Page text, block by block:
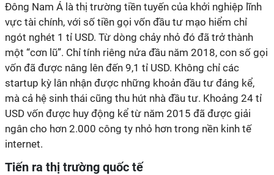
Đông Nam Á là thị trường tiền tuyến của khởi nghiệp lĩnh
vực tài chính, với số tiền gọi vốn đầu tư mạo hiểm chỉ
ngót nghét 1 tỉ USD. Từ dòng chảy nhỏ đó đã trở thành
một “cơn lũ”. Chỉ tính riêng nửa đầu năm 2018, con số gọi
vốn đã được nâng lên đến 9,1 tỉ USD. Không chỉ các
startup kỳ lân nhận được những khoản đầu tư đáng kể,
mà cả hệ sinh thái cũng thu hút nhà đầu tư. Khoảng 24 tỉ
USD vốn được huy động kể từ năm 2015 đã được giải
ngân cho hơn 2.000 công ty nhỏ hơn trong nền kinh tế
internet.
Tiến ra thị trường quốc tế